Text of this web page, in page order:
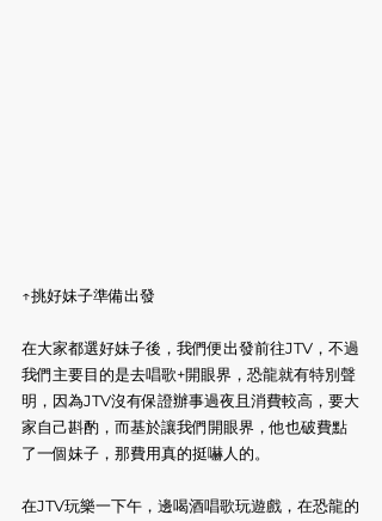
↑挑好妹子準備出發
在大家都選好妹子後，我們便出發前往JTV，不過
我們主要目的是去唱歌+開眼界，恐龍就有特別聲
明，因為JTV沒有保證辦事過夜且消費較高，要大
家自己斟酌，而基於讓我們開眼界，他也破費點
了一個妹子，那費用真的挺嚇人的。
在JTV玩樂一下午，邊喝酒唱歌玩遊戲，在恐龍的